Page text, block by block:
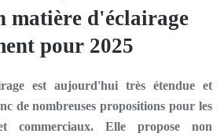
matière d'éclairage
pour 2025
est aujourd'hui très étendue et
de nombreuses propositions pour les
commerciaux. Elle propose non